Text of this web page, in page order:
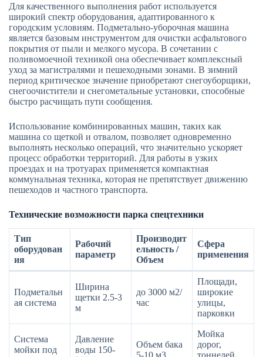
Для качественного выполнения работ используется
широкий спектр оборудования, адаптированного к
городским условиям. Подметально-уборочная машина
является базовым инструментом для очистки асфальтового
покрытия от пыли и мелкого мусора. В сочетании с
поливомоечной техникой она обеспечивает комплексный
уход за магистралями и пешеходными зонами. В зимний
период критическое значение приобретают снегоуборщики,
снегоочистители и снегометальные установки, способные
быстро расчищать пути сообщения.
Использование комбинированных машин, таких как
машина со щеткой и отвалом, позволяет одновременно
выполнять несколько операций, что значительно ускоряет
процесс обработки территорий. Для работы в узких
проездах и на тротуарах применяется компактная
коммунальная техника, которая не препятствует движению
пешеходов и частного транспорта.
Технические возможности парка спецтехники
Тип
оборудован
ия
Рабочий
параметр
Производит
ельность /
Объем
Сфера
применения
Подметальн
ая система
Ширина
щетки 2.5-3
м
до 3000 м2/
час
Площади,
широкие
улицы,
парковки
Система
мойки под
Давление
воды 150-
Объем бака
Мойка
дорог,